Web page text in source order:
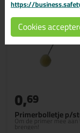
Primerbolletje p/
Om de primer mee
brengen!
0,69
https://
Cookies